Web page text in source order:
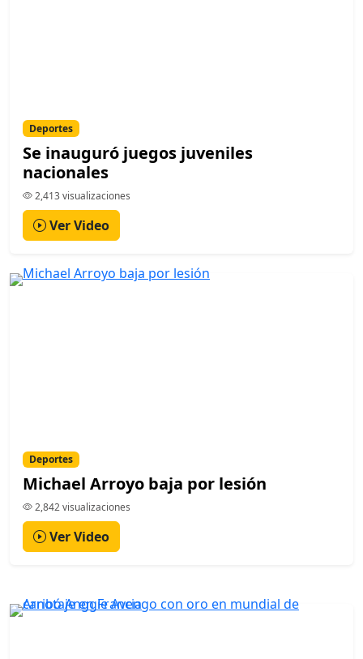
Deportes
Se inauguró juegos juveniles
nacionales
2,413 visualizaciones
Ver Video
Deportes
Michael Arroyo baja por lesión
2,842 visualizaciones
Ver Video